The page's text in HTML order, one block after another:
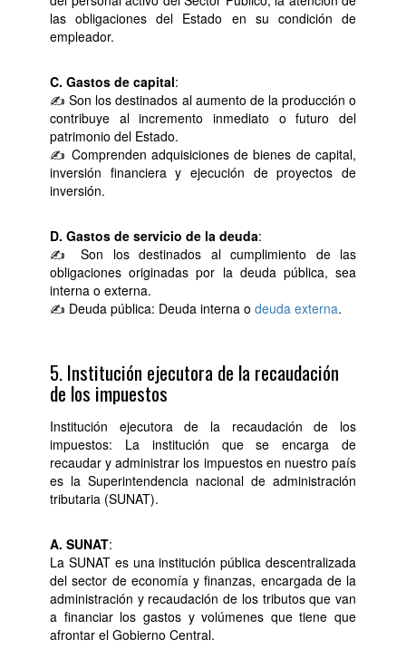
las obligaciones del Estado en su condición de
empleador.
C. Gastos de capital:
✍ Son los destinados al aumento de la producción o
contribuye al incremento inmediato o futuro del
patrimonio del Estado.
✍ Comprenden adquisiciones de bienes de capital,
inversión financiera y ejecución de proyectos de
inversión.
D. Gastos de servicio de la deuda:
✍ Son los destinados al cumplimiento de las
obligaciones originadas por la deuda pública, sea
interna o externa.
✍ Deuda pública: Deuda interna o deuda externa.
5. Institución ejecutora de la recaudación
de los impuestos
Institución ejecutora de la recaudación de los
impuestos: La institución que se encarga de
recaudar y administrar los impuestos en nuestro país
es la Superintendencia nacional de administración
tributaria (SUNAT).
A. SUNAT:
La SUNAT es una institución pública descentralizada
del sector de economía y finanzas, encargada de la
administración y recaudación de los tributos que van
a financiar los gastos y volúmenes que tiene que
afrontar el Gobierno Central.